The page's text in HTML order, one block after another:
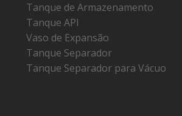
Tanque de Armazenamento
Tanque API
Vaso de Expansão
Tanque Separador
Tanque Separador para Vácuo